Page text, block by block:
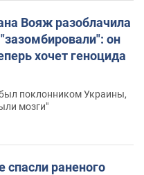
Вояж разоблачила
"зазомбировали": он
хочет геноцида
поклонником Украины,
мозги"
спасли раненого